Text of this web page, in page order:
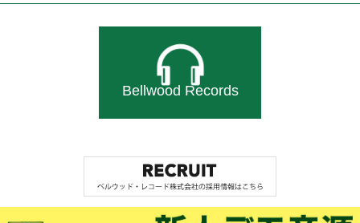
Bellwood Records